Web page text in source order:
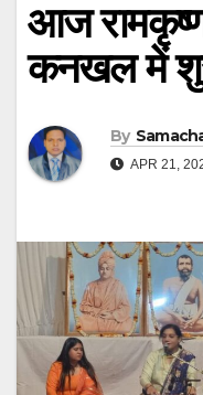
आज
कनखल में
By
APR 21,